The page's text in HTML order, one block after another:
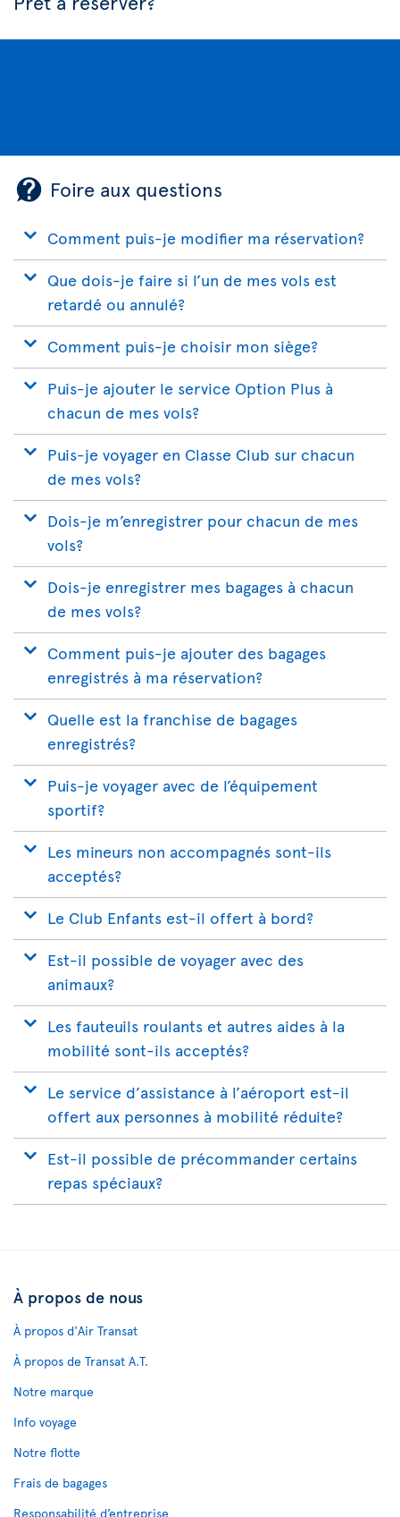
Foire aux questions
Comment puis-je modifier ma réservation?
Que dois-je faire si l’un de mes vols est
retardé ou annulé?
Comment puis-je choisir mon siège?
Puis-je ajouter le service Option Plus à
chacun de mes vols?
Puis-je voyager en Classe Club sur chacun
de mes vols?
Dois-je m’enregistrer pour chacun de mes
vols?
Dois-je enregistrer mes bagages à chacun
de mes vols?
Comment puis-je ajouter des bagages
enregistrés à ma réservation?
Quelle est la franchise de bagages
enregistrés?
Puis-je voyager avec de l’équipement
sportif?
Les mineurs non accompagnés sont-ils
acceptés?
Le Club Enfants est-il offert à bord?
Est-il possible de voyager avec des
animaux?
Les fauteuils roulants et autres aides à la
mobilité sont-ils acceptés?
Le service d’assistance à l’aéroport est-il
offert aux personnes à mobilité réduite?
Est-il possible de précommander certains
repas spéciaux?
À propos de nous
À propos d'Air Transat
À propos de Transat A.T.
Notre marque
Info voyage
Notre flotte
Frais de bagages
Responsabilité d’entreprise